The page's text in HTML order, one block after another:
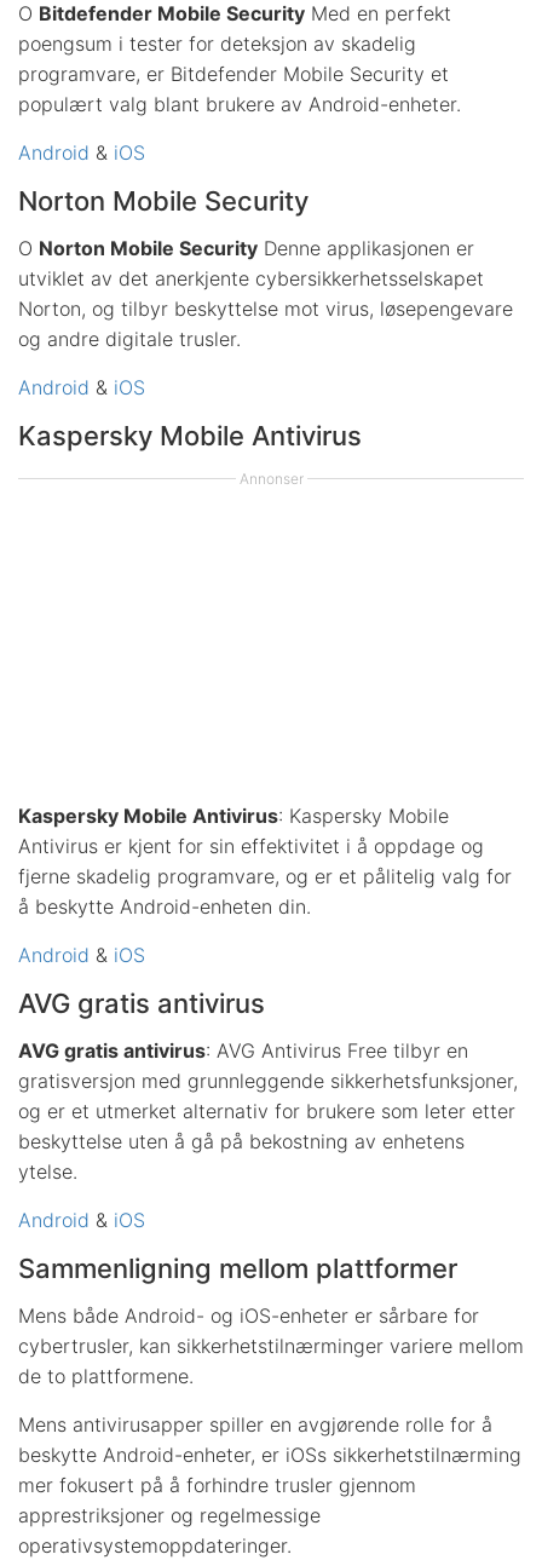
O Bitdefender Mobile Security Med en perfekt
poengsum i tester for deteksjon av skadelig
programvare, er Bitdefender Mobile Security et
populært valg blant brukere av Android-enheter.
Android & iOS
Norton Mobile Security
O Norton Mobile Security Denne applikasjonen er
utviklet av det anerkjente cybersikkerhetsselskapet
Norton, og tilbyr beskyttelse mot virus, løsepengevare
og andre digitale trusler.
Android & iOS
Kaspersky Mobile Antivirus
Annonser
Kaspersky Mobile Antivirus: Kaspersky Mobile
Antivirus er kjent for sin effektivitet i å oppdage og
fjerne skadelig programvare, og er et pålitelig valg for
å beskytte Android-enheten din.
Android & iOS
AVG gratis antivirus
AVG gratis antivirus: AVG Antivirus Free tilbyr en
gratisversjon med grunnleggende sikkerhetsfunksjoner,
og er et utmerket alternativ for brukere som leter etter
beskyttelse uten å gå på bekostning av enhetens
ytelse.
Android & iOS
Sammenligning mellom plattformer
Mens både Android- og iOS-enheter er sårbare for
cybertrusler, kan sikkerhetstilnærminger variere mellom
de to plattformene.
Mens antivirusapper spiller en avgjørende rolle for å
beskytte Android-enheter, er iOSs sikkerhetstilnærming
mer fokusert på å forhindre trusler gjennom
apprestriksjoner og regelmessige
operativsystemoppdateringer.